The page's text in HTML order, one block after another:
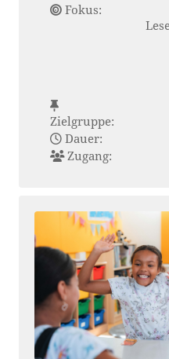
Fokus:
Zielgruppe:
Dauer:
Zugang: